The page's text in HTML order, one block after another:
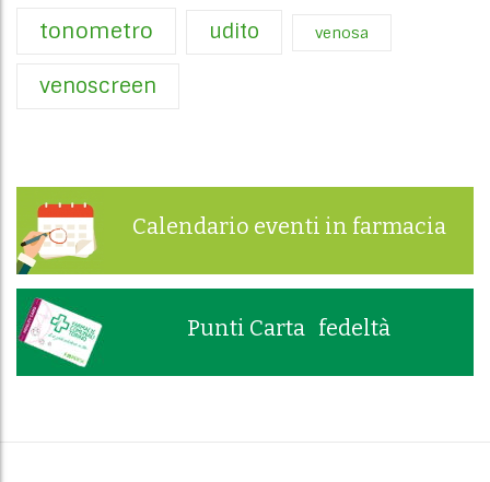
tonometro udito venosa
venoscreen
Calendario eventi in farmacia
Punti Carta fedeltà